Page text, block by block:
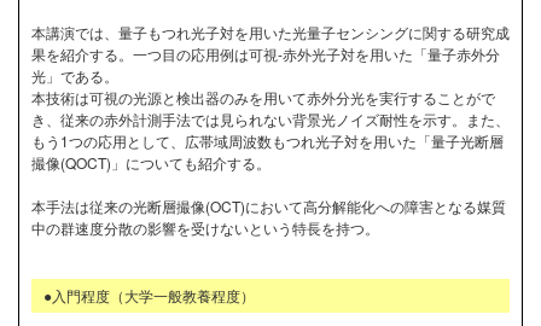
本講演では、量子もつれ光子対を用いた光量子センシングに関する研究成
果を紹介する。一つ目の応用例は可視-赤外光子対を用いた「量子赤外分
光」である。
本技術は可視の光源と検出器のみを用いて赤外分光を実行することがで
き、従来の赤外計測手法では見られない背景光ノイズ耐性を示す。また、
もう1つの応用として、広帯域周波数もつれ光子対を用いた「量子光断層
撮像(QOCT)」についても紹介する。
本手法は従来の光断層撮像(OCT)において高分解能化への障害となる媒質
中の群速度分散の影響を受けないという特長を持つ。
●入門程度（大学一般教養程度）